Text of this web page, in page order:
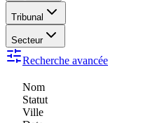
Tribunal
Secteur
Recherche avancée
Nom
Statut
Ville